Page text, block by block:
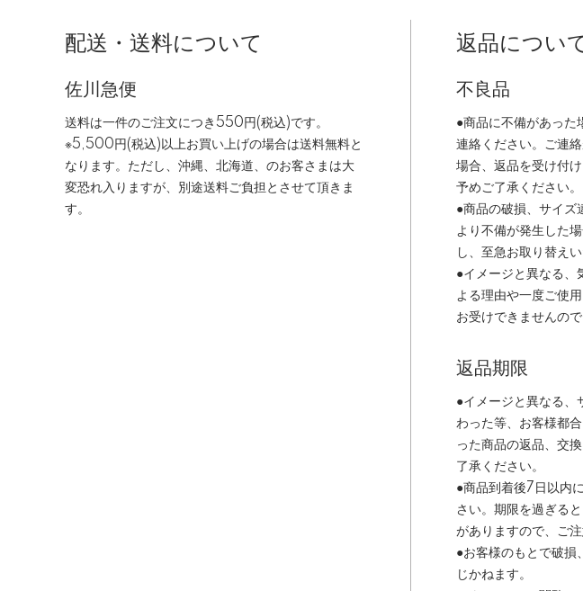
配送・送料について
佐川急便
送料は一件のご注文につき550円(税込)です。
※5,500円(税込)以上お買い上げの場合は送料無料と
なります。ただし、沖縄、北海道、のお客さまは大
変恐れ入りますが、別途送料ご負担とさせて頂きま
す。
返品につい
不良品
●商品に不備があった
連絡ください。ご連
場合、返品を受け付
予めご了承ください。
●商品の破損、サイズ
より不備が発生した
し、至急お取り替えい
●イメージと異なる、
よる理由や一度ご使
お受けできませんの
返品期限
●イメージと異なる、
わった等、お客様都
った商品の返品、交
了承ください。
●商品到着後7日以内
さい。期限を過ぎる
がありますので、ご注
●お客様のもとで破損
じかねます。